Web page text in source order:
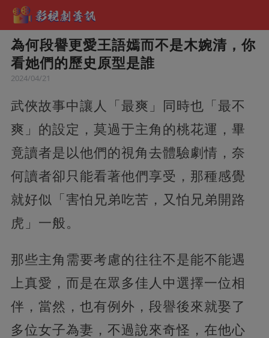
為何段譽更愛王語嫣而不是木婉清，你
看她們的歷史原型是誰
2024/04/21
武俠故事中讓人「最爽」同時也「最不
爽」的設定，莫過于主角的桃花運，畢
竟讀者是以他們的視角去體驗劇情，奈
何讀者卻只能看著他們享受，那種感覺
就好似「害怕兄弟吃苦，又怕兄弟開路
虎」一般。
那些主角需要考慮的往往不是能不能遇
上真愛，而是在眾多佳人中選擇一位相
伴，當然，也有例外，段譽後來就娶了
多位女子為妻，不過說來奇怪，在他心